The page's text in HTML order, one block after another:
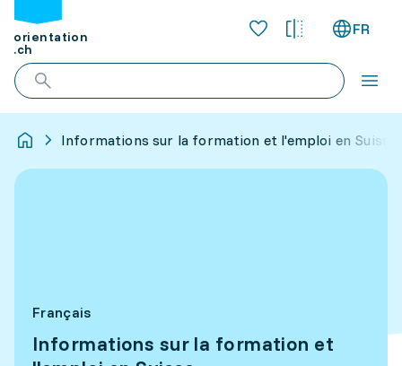
orientation
.ch
FR
Informations sur la formation et l'emploi en Suisse
Français
Informations sur la formation et